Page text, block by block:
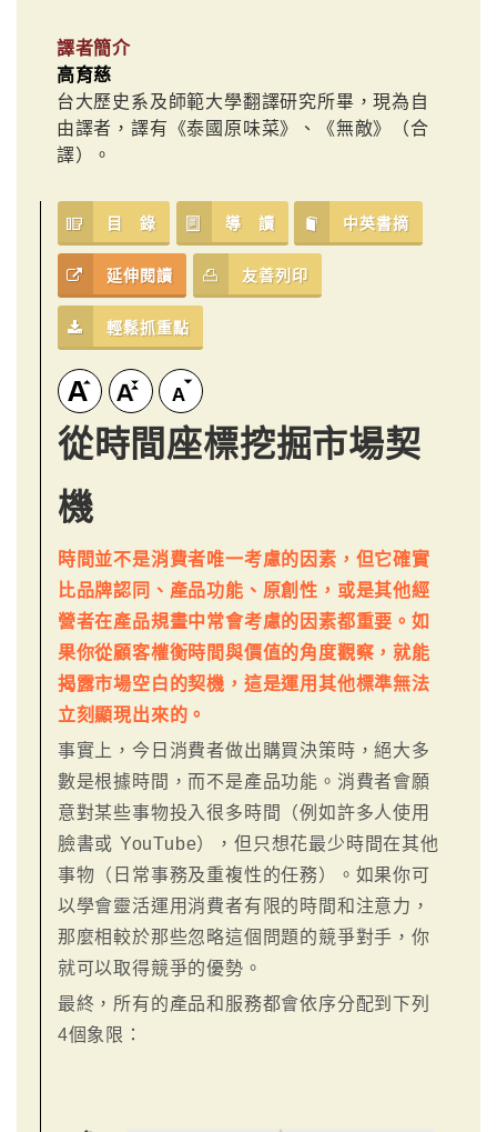
譯者簡介
高育慈
台大歷史系及師範大學翻譯研究所畢，現為自
由譯者，譯有《泰國原味菜》、《無敵》（合
譯）。
目 錄 導 讀 中英書摘
延伸閱讀 友善列印
輕鬆抓重點
從時間座標挖掘市場契
機
時間並不是消費者唯一考慮的因素，但它確實
比品牌認同、產品功能、原創性，或是其他經
營者在產品規畫中常會考慮的因素都重要。如
果你從顧客權衡時間與價值的角度觀察，就能
揭露市場空白的契機，這是運用其他標準無法
立刻顯現出來的。
事實上，今日消費者做出購買決策時，絕大多
數是根據時間，而不是產品功能。消費者會願
意對某些事物投入很多時間（例如許多人使用
臉書或 YouTube），但只想花最少時間在其他
事物（日常事務及重複性的任務）。如果你可
以學會靈活運用消費者有限的時間和注意力，
那麼相較於那些忽略這個問題的競爭對手，你
就可以取得競爭的優勢。
最終，所有的產品和服務都會依序分配到下列
4個象限：